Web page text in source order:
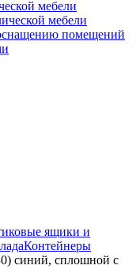
мебели
мебели
помещений
ящики и
Контейнеры
синий, сплошной с